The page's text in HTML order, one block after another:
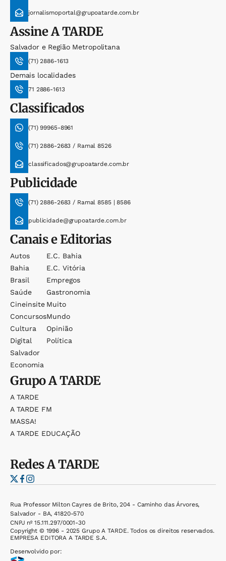
jornalismoportal@grupoatarde.com.br
AssineA TARDE
Salvador e Região Metropolitana
(71) 2886-1613
Demais localidades
71 2886-1613
Classificados
(71) 99965-8961
(71) 2886-2683 / Ramal 8526
classificados@grupoatarde.com.br
Publicidade
(71) 2886-2683 / Ramal 8585 | 8586
publicidade@grupoatarde.com.br
Canais e Editorias
Autos
Bahia
Brasil
Saúde
Cineinsite
Concursos
Cultura
Digital
Salvador
Economia
E.c. Bahia
E.c. Vitória
Empregos
Gastronomia
Muito
Mundo
Opinião
Política
GrupoA TARDE
A TARDE
A TARDE FM
MASSA!
A TARDE EDUCAÇÃO
RedesA TARDE
Rua Professor Milton Cayres de Brito, 204 - Caminho das Árvores,
Salvador - BA, 41820-570
CNPJ nº 15.111.297/0001-30
Copyright © 1996 - 2025 Grupo A TARDE. Todos os direitos reservados.
EMPRESA EDITORA A TARDE S.A.
Desenvolvido por: